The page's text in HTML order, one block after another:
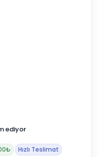
ediyor
Hızlı Teslimat